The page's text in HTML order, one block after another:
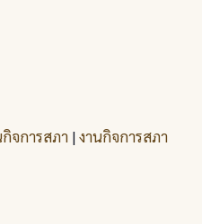
จการสภา |งานกิจการสภา